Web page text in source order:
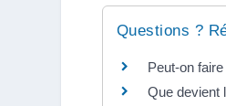
Questions ?
Peut-on
Que devient